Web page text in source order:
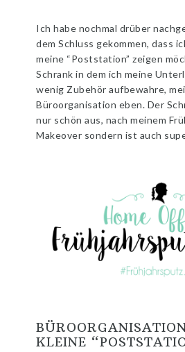
Ich habe nochmal drüber
dem Schluss gekommen, dass
meine “Poststation” zeigen
Schrank in dem ich meine
wenig Zubehör aufbewahre,
Büroorganisation eben. Der
nur schön aus, nach meinem
Makeover sondern ist auch
KLEINE